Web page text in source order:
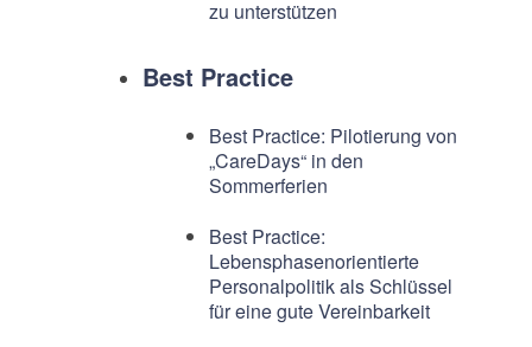
zu unterstützen
Best Practice
Best Practice: Pilotierung von
„CareDays“ in den
Sommerferien
Best Practice:
Lebensphasenorientierte
Personalpolitik als Schlüssel
für eine gute Vereinbarkeit